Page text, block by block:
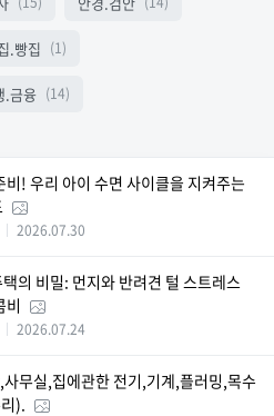
.빵집 (1)
.금융 (14)
비! 우리 아이 수면 사이클을 지켜주는
2026.07.30
의 비밀: 먼지와 반려견 털 스트레스
비
2026.07.24
무실,집에관한 전기,기계,플러밍,목수
).